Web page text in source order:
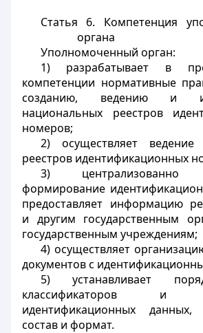
Статья 6. Компетенция
органа
Уполномоченный орган:
1) разрабатывает в
компетенции нормативные
созданию, ведению и
национальных реестров
номеров;
2) осуществляет ведение
реестров идентификационных
3) централизованно
формирование
предоставляет информацию
и другим государственным
государственным учреждениям;
4) осуществляет
документов с
5) устанавливает
классификаторов и
идентификационных данных,
состав и формат.